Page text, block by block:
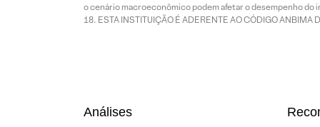
o cenário macroeconômico podem afetar o desempenho do
ESTA INSTITUIÇÃO É ADERENTE AO CÓDIGO ANBIMA
Análises